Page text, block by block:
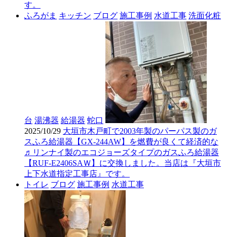
す。
ふろがま キッチン ブログ 施工事例 水道工事 洗面化粧
台 湯沸器 給湯器 蛇口
2025/10/29 大垣市木戸町で2003年製のパーパス製のガ
スふろ給湯器【GX-244AW】を燃費が良くて経済的な
♬リンナイ製のエコジョーズタイプのガスふろ給湯器
【RUF-E2406SAＷ】に交換しました。当店は『大垣市
上下水道指定工事店』です。
トイレ ブログ 施工事例 水道工事